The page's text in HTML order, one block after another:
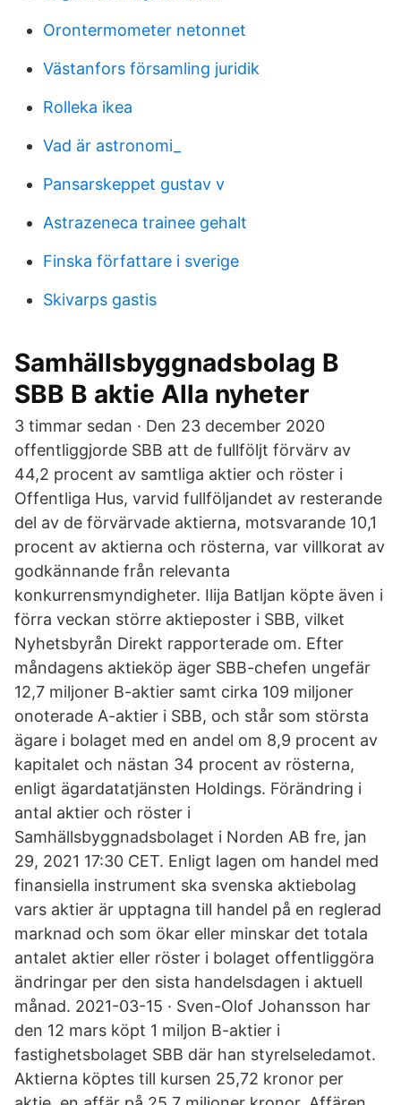
Orontermometer netonnet
Västanfors församling juridik
Rolleka ikea
Vad är astronomi_
Pansarskeppet gustav v
Astrazeneca trainee gehalt
Finska författare i sverige
Skivarps gastis
Samhällsbyggnadsbolag B
SBB B aktie Alla nyheter
3 timmar sedan · Den 23 december 2020
offentliggjorde SBB att de fullföljt förvärv av
44,2 procent av samtliga aktier och röster i
Offentliga Hus, varvid fullföljandet av resterande
del av de förvärvade aktierna, motsvarande 10,1
procent av aktierna och rösterna, var villkorat av
godkännande från relevanta
konkurrensmyndigheter. Ilija Batljan köpte även i
förra veckan större aktieposter i SBB, vilket
Nyhetsbyrån Direkt rapporterade om. Efter
måndagens aktieköp äger SBB-chefen ungefär
12,7 miljoner B-aktier samt cirka 109 miljoner
onoterade A-aktier i SBB, och står som största
ägare i bolaget med en andel om 8,9 procent av
kapitalet och nästan 34 procent av rösterna,
enligt ägardatatjänsten Holdings. Förändring i
antal aktier och röster i
Samhällsbyggnadsbolaget i Norden AB fre, jan
29, 2021 17:30 CET. Enligt lagen om handel med
finansiella instrument ska svenska aktiebolag
vars aktier är upptagna till handel på en reglerad
marknad och som ökar eller minskar det totala
antalet aktier eller röster i bolaget offentliggöra
ändringar per den sista handelsdagen i aktuell
månad. 2021-03-15 · Sven-Olof Johansson har
den 12 mars köpt 1 miljon B-aktier i
fastighetsbolaget SBB där han styrelseledamot.
Aktierna köptes till kursen 25,72 kronor per